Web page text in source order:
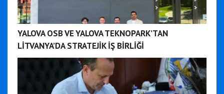
YALOVA OSB VE YALOVA TEKNOPARK’TAN
LİTVANYA’DA STRATEJİK İŞ BİRLİĞİ